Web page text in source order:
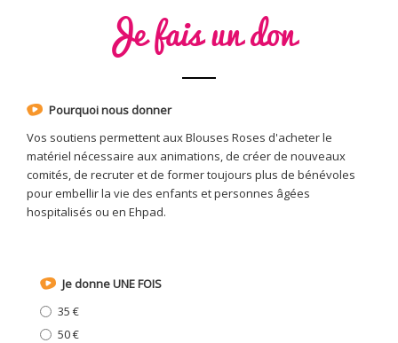
Je fais un don
Pourquoi nous donner
Vos soutiens permettent aux Blouses Roses d'acheter le
matériel nécessaire aux animations, de créer de nouveaux
comités, de recruter et de former toujours plus de bénévoles
pour embellir la vie des enfants et personnes âgées
hospitalisés ou en Ehpad.
Je donne UNE FOIS
35 €
50 €